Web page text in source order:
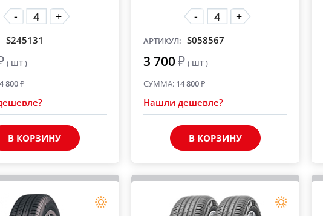
-
+
S245131
( ШТ )
800₽
В КОРЗИНУ
-
+
АРТИКУЛ: S058567
3 700₽ ( ШТ )
СУММА: 14 800₽
Нашли дешевле?
В КОРЗИНУ